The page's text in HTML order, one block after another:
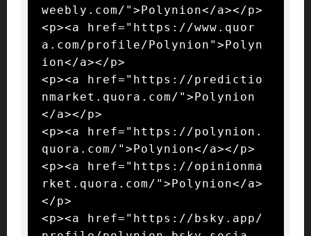
weebly.com/">Polynion</a></p>
<p><a href="https://www.quor
a.com/profile/Polynion">Polyn
ion</a></p>
<p><a href="https://predictio
nmarket.quora.com/">Polynion
</a></p>
<p><a href="https://polynion.
quora.com/">Polynion</a></p>
<p><a href="https://opinionma
rket.quora.com/">Polynion</a>
</p>
<p><a href="https://bsky.app/